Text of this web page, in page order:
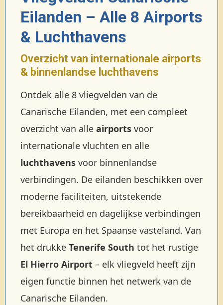
Eilanden – Alle 8 Airports
& Luchthavens
Overzicht van internationale airports
& binnenlandse luchthavens
Ontdek alle 8 vliegvelden van de
Canarische Eilanden, met een compleet
overzicht van alle airports voor
internationale vluchten en alle
luchthavens voor binnenlandse
verbindingen. De eilanden beschikken over
moderne faciliteiten, uitstekende
bereikbaarheid en dagelijkse verbindingen
met Europa en het Spaanse vasteland. Van
het drukke Tenerife South tot het rustige
El Hierro Airport – elk vliegveld heeft zijn
eigen functie binnen het netwerk van de
Canarische Eilanden.